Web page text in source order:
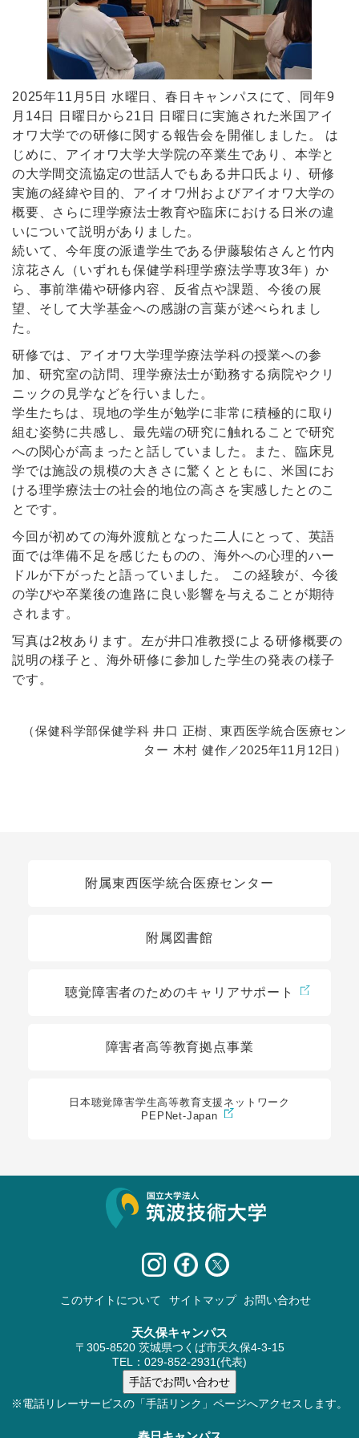
2025年11月5日 水曜日、春日キャンパスにて、同年9
月14日 日曜日から21日 日曜日に実施された米国アイ
オワ大学での研修に関する報告会を開催しました。 は
じめに、アイオワ大学大学院の卒業生であり、本学と
の大学間交流協定の世話人でもある井口氏より、研修
実施の経緯や目的、アイオワ州およびアイオワ大学の
概要、さらに理学療法士教育や臨床における日米の違
いについて説明がありました。
続いて、今年度の派遣学生である伊藤駿佑さんと竹内
涼花さん（いずれも保健学科理学療法学専攻3年）か
ら、事前準備や研修内容、反省点や課題、今後の展
望、そして大学基金への感謝の言葉が述べられまし
た。
研修では、アイオワ大学理学療法学科の授業への参
加、研究室の訪問、理学療法士が勤務する病院やクリ
ニックの見学などを行いました。
学生たちは、現地の学生が勉学に非常に積極的に取り
組む姿勢に共感し、最先端の研究に触れることで研究
への関心が高まったと話していました。また、臨床見
学では施設の規模の大きさに驚くとともに、米国にお
ける理学療法士の社会的地位の高さを実感したとのこ
とです。
今回が初めての海外渡航となった二人にとって、英語
面では準備不足を感じたものの、海外への心理的ハー
ドルが下がったと語っていました。 この経験が、今後
の学びや卒業後の進路に良い影響を与えることが期待
されます。
写真は2枚あります。左が井口准教授による研修概要の
説明の様子と、海外研修に参加した学生の発表の様子
です。
（保健科学部保健学科 井口 正樹、東西医学統合医療セン
ター 木村 健作／2025年11月12日）
附属東西医学統合医療センター
附属図書館
聴覚障害者のためのキャリアサポート
障害者高等教育拠点事業
日本聴覚障害学生高等教育支援ネットワーク
PEPNet-Japan
このサイトについて サイトマップ お問い合わせ
天久保キャンパス
〒305-8520 茨城県つくば市天久保4-3-15
TEL：029-852-2931(代表)
※電話リレーサービスの「手話リンク」ページへアクセスします。